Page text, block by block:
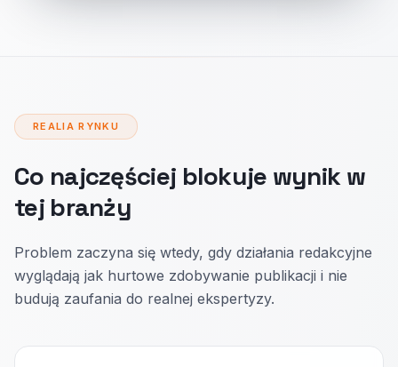
REALIA RYNKU
Co najczęściej blokuje wynik w
tej branży
Problem zaczyna się wtedy, gdy działania redakcyjne
wyglądają jak hurtowe zdobywanie publikacji i nie
budują zaufania do realnej ekspertyzy.